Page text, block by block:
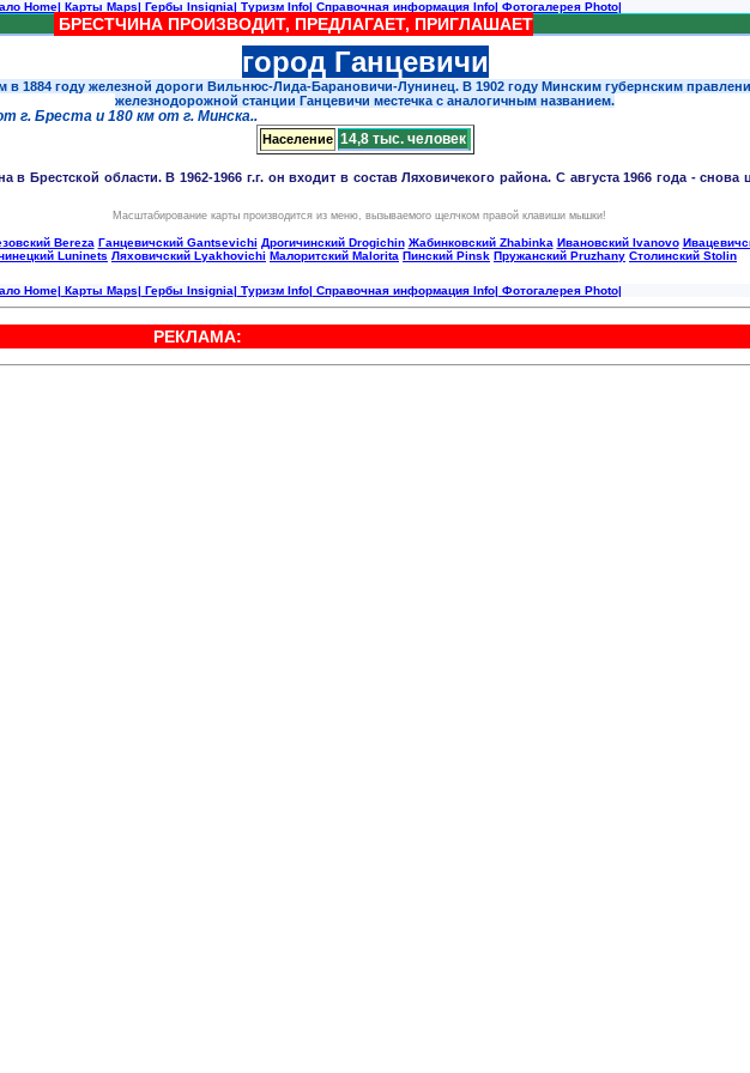
Home| Карты Maps| Гербы Insignia| Туризм Info| Справочная информация Info| Фотогалерея Photo|
БРЕСТЧИНА ПРОИЗВОДИТ, ПРЕДЛАГАЕТ, ПРИГЛАШАЕТ
город Ганцевичи
в 1884 году железной дороги Вильнюс-Лида-Барановичи-Лунинец. В 1902 году Минским губернским
железнодорожной станции Ганцевичи местечка с аналогичным названием.
г. Бреста и 180 км от г. Минска..
Население 14,8 тыс. человек
Брестской области. В 1962-1966 г.г. он входит в состав Ляховичекого района. С августа 1966 года -
Масштабирование карты производится из меню, вызываемого щелчком правой клавиши мышки!
Bereza Ганцевичский Gantsevichi Дрогичинский Drogichin Жабинковский Zhabinka Ивановский Ivanovo
Luninets Ляховичский Lyakhovichi Малоритский Malorita Пинский Pinsk Пружанский Pruzhany Столинский Stolin
Home| Карты Maps| Гербы Insignia| Туризм Info| Справочная информация Info| Фотогалерея Photo|
РЕКЛАМА: